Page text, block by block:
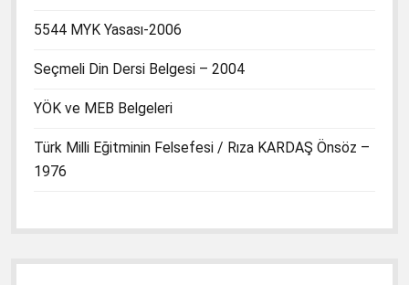
5544 MYK Yasası-2006
Seçmeli Din Dersi Belgesi – 2004
YÖK ve MEB Belgeleri
Türk Milli Eğitminin Felsefesi / Rıza KARDAŞ Önsöz –
1976